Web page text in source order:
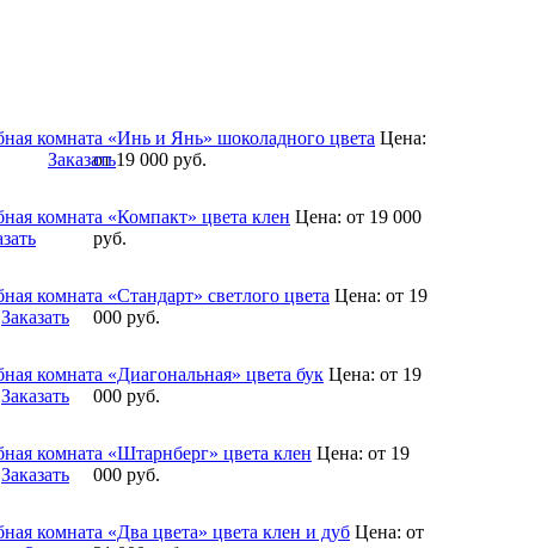
комната «Инь и Янь» шоколадного цвета Цена:
от 19 000руб.
Заказать
комната «Компакт» цвета клен Цена: от 19 000
руб.
комната «Стандарт» светлого цвета Цена: от 19
000руб.
Заказать
комната «Диагональная» цвета бук Цена: от 19
000руб.
Заказать
комната «Штарнберг» цвета клен Цена: от 19
000руб.
Заказать
комната «Два цвета» цвета клен и дуб Цена: от